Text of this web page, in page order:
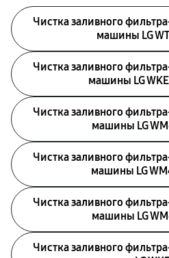
Чистка заливного
машины LG
Чистка заливного
машины LG
Чистка заливного
машины LG
Чистка заливного
машины LG
Чистка заливного
машины LG
Чистка заливного